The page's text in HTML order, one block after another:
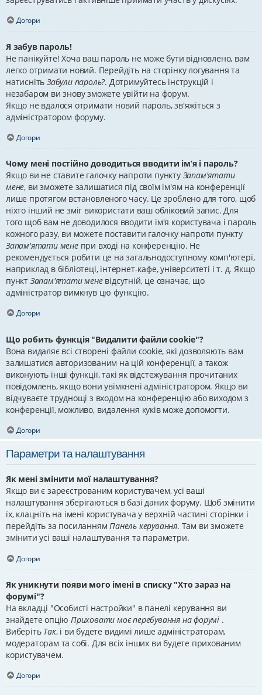
Догори
Я забув пароль!
Не панікуйте! Хоча ваш пароль не може бути відновлено, вам
легко отримати новий. Перейдіть на сторінку логування та
натисніть Забули пароль?. Дотримуйтесь інструкцій і
незабаром ви знову зможете увійти на форум.
Якщо не вдалося отримати новий пароль, зв'яжіться з
адміністратором форуму.
Догори
Чому мені постійно доводиться вводити ім’я і пароль?
Якщо ви не ставите галочку напроти пункту Запам'ятати
мене, ви зможете залишатися під своїм ім'ям на конференції
лише протягом встановленого часу. Це зроблено для того, щоб
ніхто інший не зміг використати ваш обліковий запис. Для
того щоб вам не доводилося вводити ім'я користувача і пароль
кожного разу, ви можете поставити галочку напроти пункту
Запам'ятати менепри вході на конференцію. Не
рекомендується робити це на загальнодоступному комп'ютері,
наприклад в бібліотеці, інтернет-кафе, університеті і т. д. Якщо
пункт Запам'ятати меневідсутній, це означає, що
адміністратор вимкнув цю функцію.
Догори
Що робить функція "Видалити файли cookie"?
Вона видаляє всі створені файли cookie, які дозволяють вам
залишатися авторизованим на цій конференції, а також
виконують інші функції, такі як відстежування прочитаних
повідомлень, якщо вони увімкнені адміністратором. Якщо ви
відчуваєте труднощі з входом на конференцію або виходом з
конференції, можливо, видалення куків може допомогти.
Догори
Параметри та налаштування
Як мені змінити мої налаштування?
Якщо ви є зареєстрованим користувачем, усі ваші
налаштування зберігаються в базі даних форуму. Щоб змінити
їх, клацніть на імені користувача у верхній частині сторінки і
перейдіть за посиланнямПанель керування. Там ви зможете
змінити усі ваші налаштування та параметри.
Догори
Як уникнути появи мого імені в списку "Хто зараз на
форумі"?
На вкладці "Особисті настройки" в панелі керування ви
знайдете опціюПриховати моє перебування на форумі .
Виберіть Так, і ви будете видимі лише адміністраторам,
модераторам та собі. Для всіх інших ви будете прихованим
користувачем.
Догори